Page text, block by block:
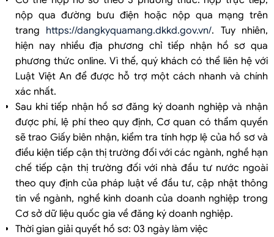
nộp qua đường bưu điện hoặc nộp qua mạng trên
trang https://dangkyquamang.dkkd.gov.vn/. Tuy nhiên,
hiện nay nhiều địa phương chỉ tiếp nhận hồ sơ qua
phương thức online. Vì thế, quý khách có thể liên hệ với
Luật Việt An để được hỗ trợ một cách nhanh và chính
xác nhất.
Sau khi tiếp nhận hồ sơ đăng ký doanh nghiệp và nhận
được phí, lệ phí theo quy định, Cơ quan có thẩm quyền
sẽ trao Giấy biên nhận, kiểm tra tính hợp lệ của hồ sơ và
điều kiện tiếp cận thị trường đối với các ngành, nghề hạn
chế tiếp cận thị trường đối với nhà đầu tư nước ngoài
theo quy định của pháp luật về đầu tư, cập nhật thông
tin về ngành, nghề kinh doanh của doanh nghiệp trong
Cơ sở dữ liệu quốc gia về đăng ký doanh nghiệp.
Thời gian giải quyết hồ sơ: 03 ngày làm việc